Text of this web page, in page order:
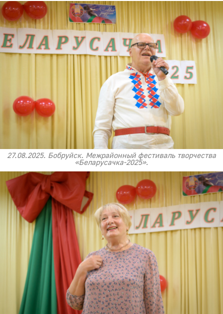
27.08.2025. Бобруйск. Межрайонный фестиваль творчества
«Беларусачка-2025».